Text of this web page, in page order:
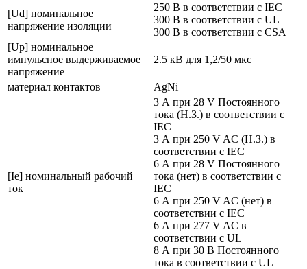
[Ud] номинальное
напряжение изоляции
250 В в соответствии с IEC
300 В в соответствии с UL
300 В в соответствии с CSA
[Up] номинальное
импульсное выдерживаемое
напряжение
2.5 кВ для 1,2/50 мкс
материал контактов AgNi
[Ie] номинальный рабочий
ток
3 А при 28 V Постоянного
тока (Н.З.) в соответствии с
IEC
3 А при 250 V AC (Н.З.) в
соответствии с IEC
6 А при 28 V Постоянного
тока (нет) в соответствии с
IEC
6 А при 250 V AC (нет) в
соответствии с IEC
6 А при 277 V AC в
соответствии с UL
8 А при 30 В Постоянного
тока в соответствии с UL